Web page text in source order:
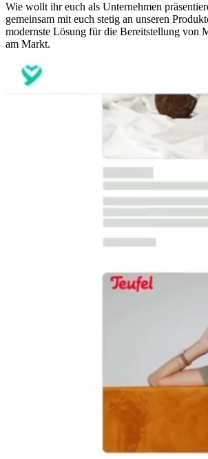
Wie wollt ihr euch als Unternehmen
gemeinsam mit euch stetig an unseren
modernste Lösung für die Bereitstellung von
am Markt.